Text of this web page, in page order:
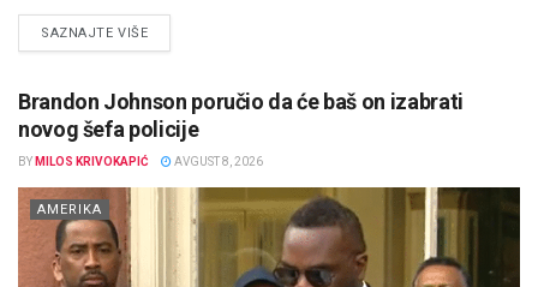
SAZNAJTE VIŠEDETAILS
Brandon Johnson poručio da će baš on izabrati
novog šefa policije
BY MILOS KRIVOKAPIĆ AVGUST 8, 2026
AMERIKA